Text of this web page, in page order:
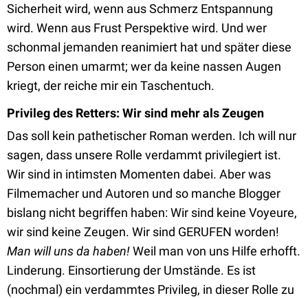
Sicherheit wird, wenn aus Schmerz Entspannung
wird. Wenn aus Frust Perspektive wird. Und wer
schonmal jemanden reanimiert hat und später diese
Person einen umarmt; wer da keine nassen Augen
kriegt, der reiche mir ein Taschentuch.
Privileg des Retters: Wir sind mehr als Zeugen
Das soll kein pathetischer Roman werden. Ich will nur
sagen, dass unsere Rolle verdammt privilegiert ist.
Wir sind in intimsten Momenten dabei. Aber was
Filmemacher und Autoren und so manche Blogger
bislang nicht begriffen haben: Wir sind keine Voyeure,
wir sind keine Zeugen. Wir sind GERUFEN worden!
Man will uns da haben!Weil man von uns Hilfe erhofft.
Linderung. Einsortierung der Umstände. Es ist
(nochmal) ein verdammtes Privileg, in dieser Rolle zu